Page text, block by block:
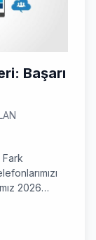
Başarı
Fark
2026
dolup